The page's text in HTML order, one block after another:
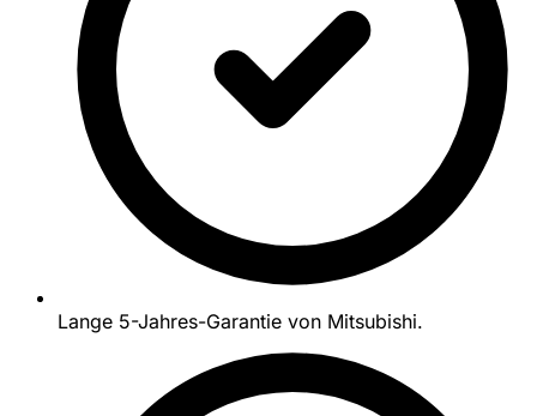
Lange 5-Jahres-Garantie von Mitsubishi.